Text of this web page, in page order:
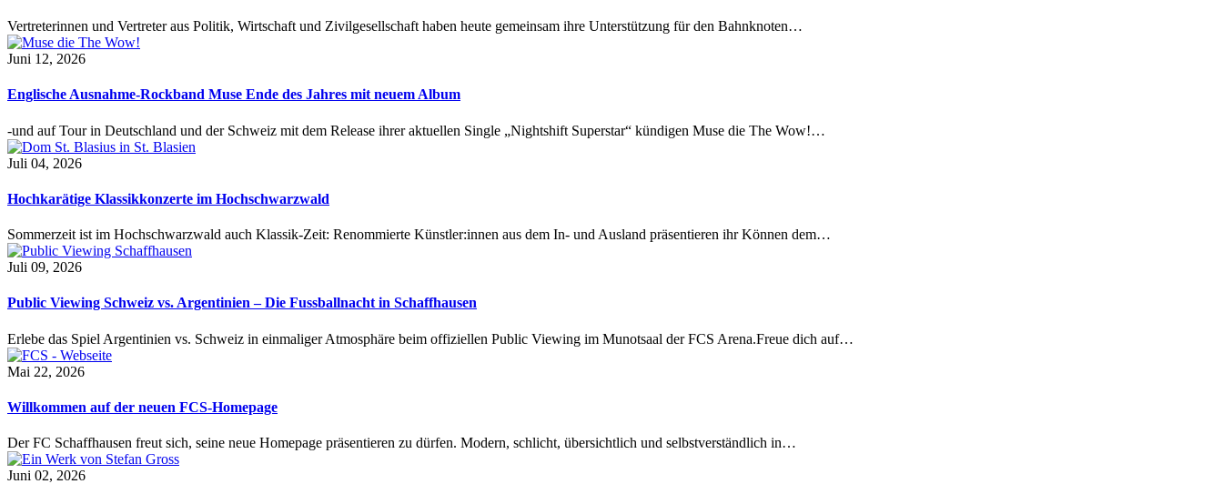
Vertreterinnen und Vertreter aus Politik, Wirtschaft und Zivilgesellschaft haben heute gemeinsam ihre Unterstützung für den Bahnknoten…
Juni 12, 2026
Englische Ausnahme-Rockband Muse Ende des Jahres mit neuem Album
-und auf Tour in Deutschland und der Schweiz mit dem Release ihrer aktuellen Single „Nightshift Superstar“ kündigen Muse die The Wow!…
Juli 04, 2026
Hochkarätige Klassikkonzerte im Hochschwarzwald
Sommerzeit ist im Hochschwarzwald auch Klassik-Zeit: Renommierte Künstler:innen aus dem In- und Ausland präsentieren ihr Können dem…
Juli 09, 2026
Public Viewing Schweiz vs. Argentinien – Die Fussballnacht in Schaffhausen
Erlebe das Spiel Argentinien vs. Schweiz in einmaliger Atmosphäre beim offiziellen Public Viewing im Munotsaal der FCS Arena.Freue dich auf…
Mai 22, 2026
Willkommen auf der neuen FCS-Homepage
Der FC Schaffhausen freut sich, seine neue Homepage präsentieren zu dürfen. Modern, schlicht, übersichtlich und selbstverständlich in…
Juni 02, 2026